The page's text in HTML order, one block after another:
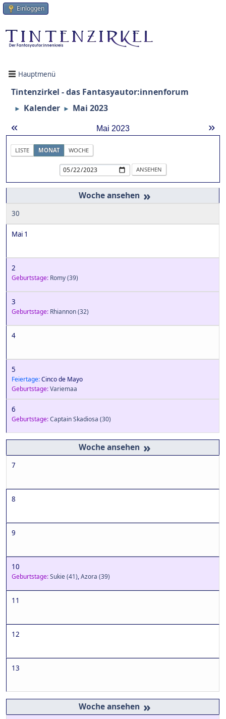
Einloggen
Hauptmenü
Tintenzirkel - das Fantasyautor:innenforum
► Kalender ► Mai 2023
« »
Mai 2023
LISTE MONAT WOCHE
»
30
Mai 1
2
Geburtstage: Romy(39)
3
Geburtstage: Rhiannon(32)
4
5
Feiertage:Cinco de Mayo
Geburtstage:Variemaa
6
Geburtstage:Captain Skadiosa (30)
»
7
8
9
10
Geburtstage:Sukie(41),Azora (39)
11
12
13
»